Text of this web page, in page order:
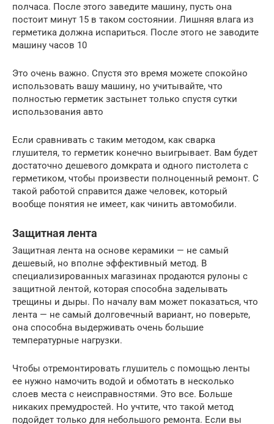
полчаса. После этого заведите машину, пусть она
постоит минут 15 в таком состоянии. Лишняя влага из
герметика должна испариться. После этого не заводите
машину часов 10
Это очень важно. Спустя это время можете спокойно
использовать вашу машину, но учитывайте, что
полностью герметик застынет только спустя сутки
использования авто
Если сравнивать с таким методом, как сварка
глушителя, то герметик конечно выигрывает. Вам будет
достаточно дешевого домкрата и одного пистолета с
герметиком, чтобы произвести полноценный ремонт. С
такой работой справится даже человек, который
вообще понятия не имеет, как чинить автомобили.
Защитная лента
Защитная лента на основе керамики — не самый
дешевый, но вполне эффективный метод. В
специализированных магазинах продаются рулоны с
защитной лентой, которая способна заделывать
трещины и дыры. По началу вам может показаться, что
лента — не самый долговечный вариант, но поверьте,
она способна выдерживать очень большие
температурные нагрузки.
Чтобы отремонтировать глушитель с помощью ленты
ее нужно намочить водой и обмотать в несколько
слоев места с неисправностями. Это все. Больше
никаких премудростей. Но учтите, что такой метод
подойдет только для небольшого ремонта. Если вы